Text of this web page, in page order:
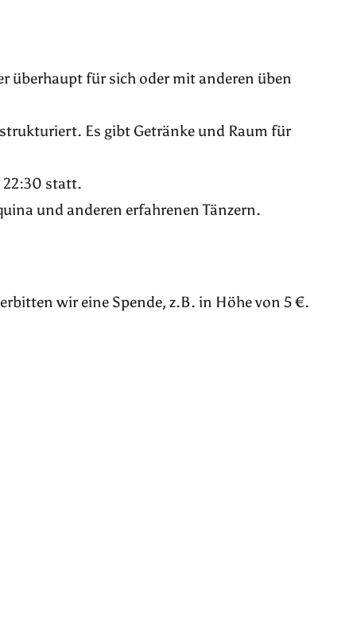
überhaupt für sich oder mit anderen üben
Es gibt Getränke und Raum für
22:30 statt.
und anderen erfahrenen Tänzern.
wir eine Spende, z.B. in Höhe von 5 €.